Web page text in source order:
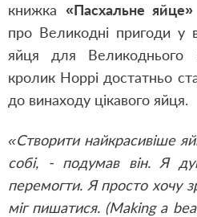
книжка «Пасхальне
про Великодні пригоди у
яйця для Великоднього
кролик Hoppi достатньо
до винаходу цікавого яйця.
«Створити найкрасивіше
собі, - подумав він. Я
перемогти. Я просто хочу
міг пишатися. (Making a